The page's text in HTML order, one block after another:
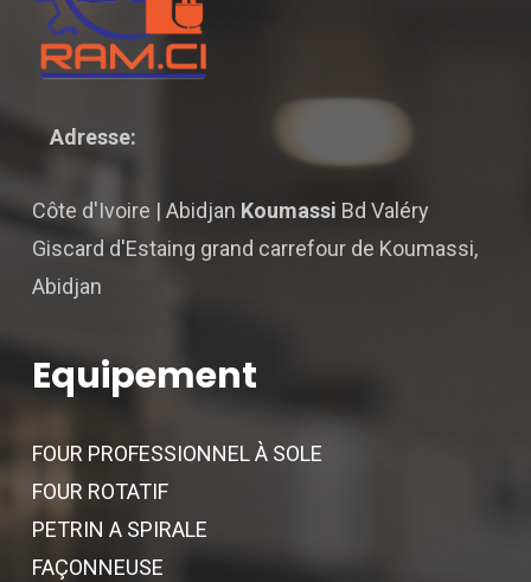
Adresse:
Côte d'Ivoire | Abidjan Koumassi Bd Valéry
Giscard d'Estaing grand carrefour de Koumassi,
Abidjan
Equipement
FOUR PROFESSIONNEL À SOLE
FOUR ROTATIF
PETRIN A SPIRALE
FAÇONNEUSE